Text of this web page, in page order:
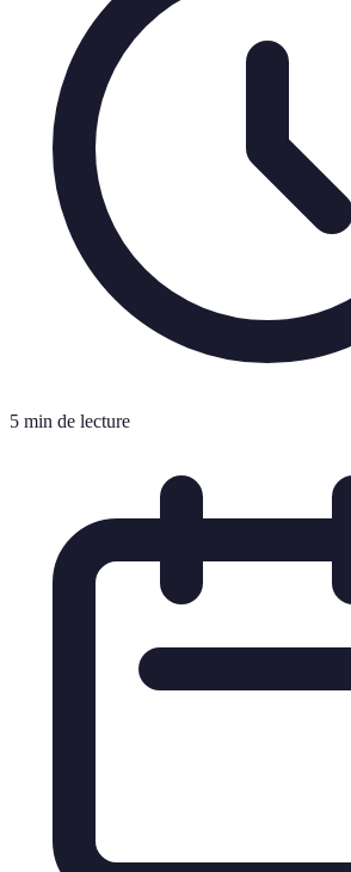
5 min de lecture